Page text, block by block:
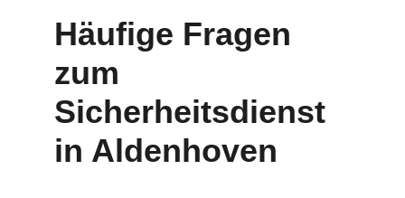
Häufige Fragen
zum
Sicherheitsdienst
in Aldenhoven